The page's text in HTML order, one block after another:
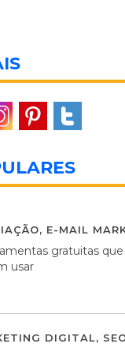
, E-MAIL
gratuitas
usar
DIGITAL,